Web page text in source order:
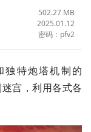
502.27 MB
2025.01.12
密码：pfv2
独特炮塔机制的
宫，利用各式各